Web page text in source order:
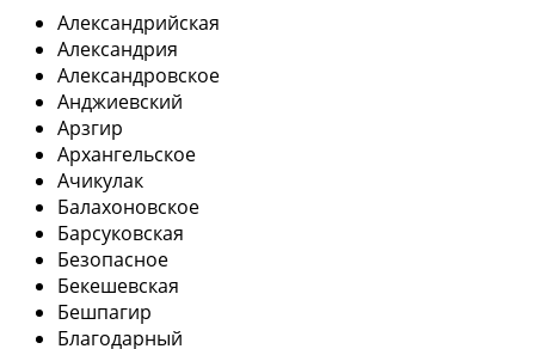
Александрийская
Александрия
Александровское
Анджиевский
Арзгир
Архангельское
Ачикулак
Балахоновское
Барсуковская
Безопасное
Бекешевская
Бешпагир
Благодарный